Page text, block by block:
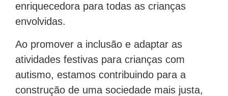
enriquecedora para todas as crianças
envolvidas.
Ao promover a inclusão e adaptar as
atividades festivas para crianças com
autismo, estamos contribuindo para a
construção de uma sociedade mais justa,